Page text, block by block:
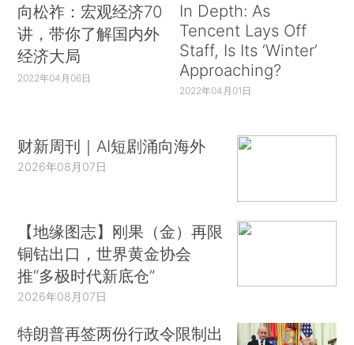
向松祚：宏观经济70
讲，带你了解国内外
经济大局
2022年04月06日
In Depth: As
Tencent Lays Off
Staff, Is Its ‘Winter’
Approaching?
2022年04月01日
财新周刊｜AI短剧涌向海外
2026年08月07日
【地缘图志】刚果（金）再限
铜钴出口，世界黄金协会
推“多极时代新底仓”
2026年08月07日
特朗普再签两份行政令限制出